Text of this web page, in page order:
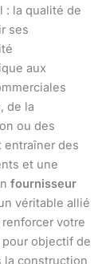
: la qualité de
ses
aux
de la
ou des
entraîner des
et une
fournisseur
véritable allié
votre
objectif de
la construction